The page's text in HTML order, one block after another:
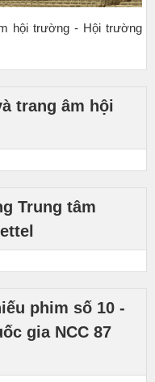
hội trường - Hội trường
trang âm hội
Trung tâm
phim số 10 -
gia NCC 87